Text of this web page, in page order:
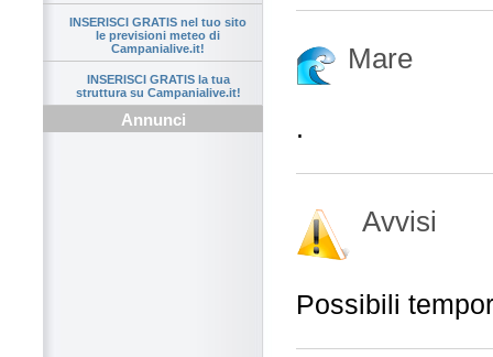
INSERISCI GRATIS nel tuo sito
le previsioni meteo di
Campanialive.it!
INSERISCI GRATIS la tua
struttura su Campanialive.it!
Annunci
Mare
.
Avvisi
Possibili